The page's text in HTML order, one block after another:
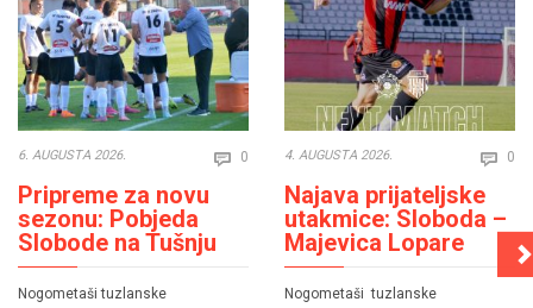
6. AUGUSTA 2026.  0 Comments
Pripreme za novu
sezonu: Pobjeda
Slobode na Tušnju
Nogometaši tuzlanske
4. AUGUSTA 2026.  0
Najava prijateljske
utakmice: Sloboda –
Majevica Lopare
Nogometaši tuzlanske